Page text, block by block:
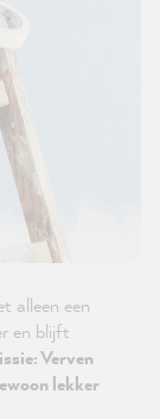
alleen een
en blijft
Verven
lekker